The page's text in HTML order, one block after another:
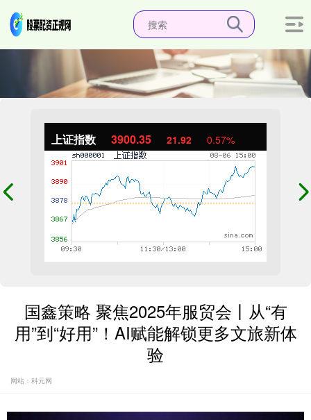
上证指数 3900.35 21.92 0.57%
国鑫策略 聚焦2025年服贸会丨从“有
用”到“好用”！AI赋能解锁更多文旅新体
验
网站：科元网